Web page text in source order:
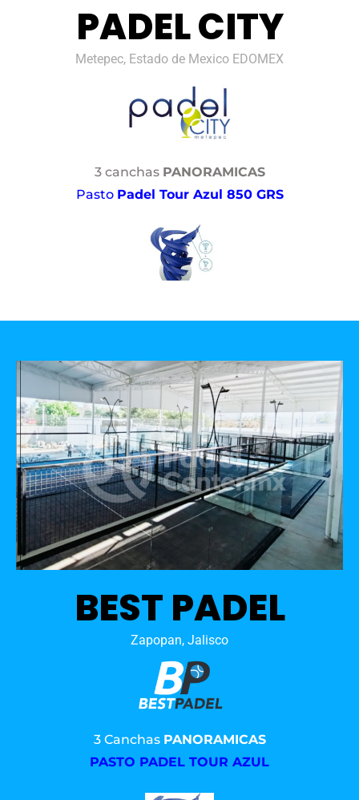
PADEL CITY
Metepec, Estado de Mexico EDOMEX
3 canchas PANORAMICAS
Pasto Padel Tour Azul 850 GRS
BEST PADEL
Zapopan, Jalisco
3 Canchas PANORAMICAS
PASTO PADEL TOUR AZUL